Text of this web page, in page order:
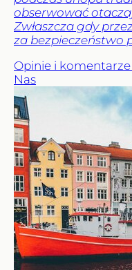
obserwować
Zwłaszcza gdy
za bezpieczeństwo
Opinie i komentarze
Nas